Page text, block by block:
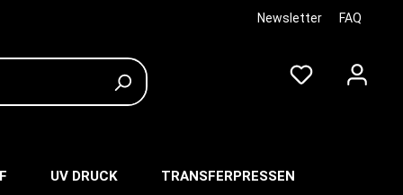
Newsletter FAQ
UV DRUCK TRANSFERPRESSEN